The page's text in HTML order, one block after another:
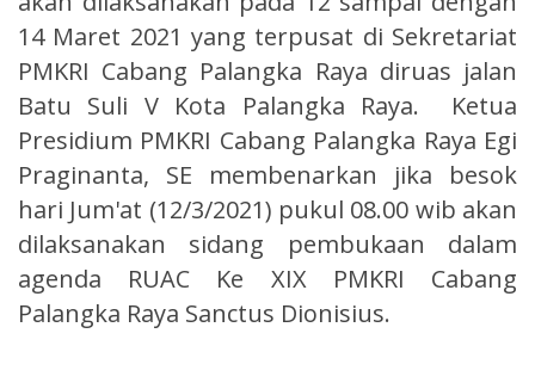
14 Maret 2021 yang terpusat di Sekretariat
PMKRI Cabang Palangka Raya diruas jalan
Batu Suli V Kota Palangka Raya. Ketua
Presidium PMKRI Cabang Palangka Raya Egi
Praginanta, SE membenarkan jika besok
hari Jum'at (12/3/2021) pukul 08.00 wib akan
dilaksanakan sidang pembukaan dalam
agenda RUAC Ke XIX PMKRI Cabang
Palangka Raya Sanctus Dionisius.